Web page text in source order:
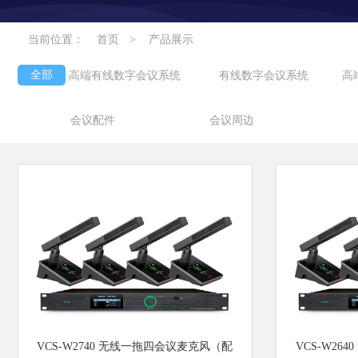
当前位置： 首页 > 产品展示
全部 高端有线数字会议系统 有线数字会议系统 高
会议配件 会议周边
VCS-W2740 无线一拖四会议麦克风（配 VCS-